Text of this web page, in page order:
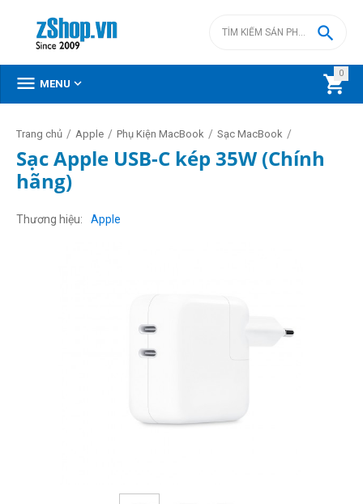
0


 MENU 
Trang chủ / Apple / Phụ Kiện MacBook / Sạc MacBook /
Sạc Apple USB-C kép 35W (Chính
hãng)
Thương hiệu Apple